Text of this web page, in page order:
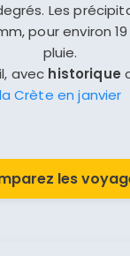
Les
pour environ
pluie.
avec historique
la Crète en janvier
les